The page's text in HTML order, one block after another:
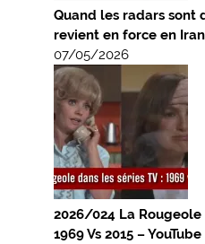
Quand les radars sont
revient en force en
07/05/2026
2026/024 La Rougeole
1969 Vs 2015 – YouTube